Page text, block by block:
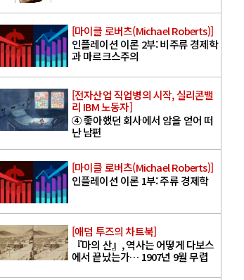
[마이클 로버츠(Michael Roberts)]
인플레이션 이론 2부: 비주류 경제학
과 마르크스주의
[전자산업 직업병의 시작, 실리콘밸
리 IBM 노동자]
④ 좋아했던 회사에서 암을 얻어 떠
난 남편
[마이클 로버츠(Michael Roberts)]
인플레이션 이론 1부: 주류 경제학
[애덤 투즈의 차트북]
『마의 산』, 역사는 어떻게 다보스
에서 끝났는가… 1907년 9월 무렵